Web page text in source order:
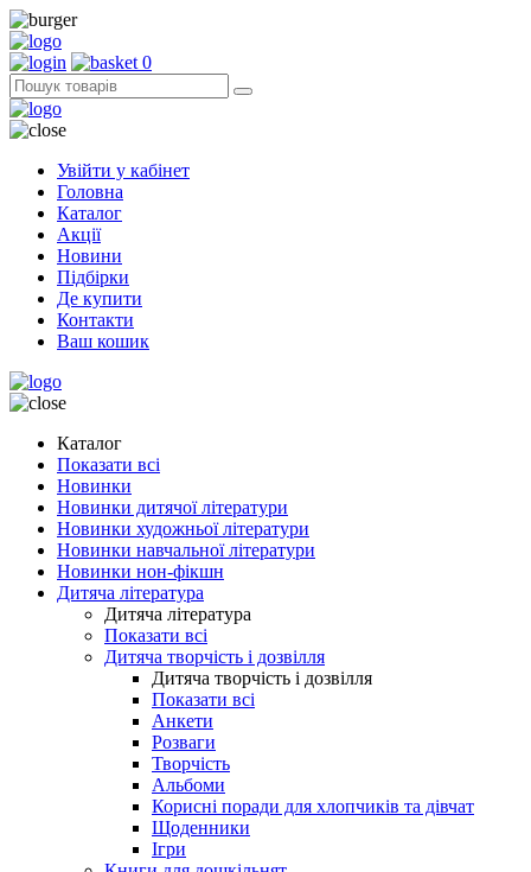
0
Увійти у кабінет
Головна
Каталог
Акції
Новини
Підбірки
Де купити
Контакти
Ваш кошик
Каталог
Показати всі
Новинки
Новинки дитячої літератури
Новинки художньої літератури
Новинки навчальної літератури
Новинки нон-фікшн
Дитяча література
Дитяча література
Показати всі
Дитяча творчість і дозвілля
Дитяча творчість і дозвілля
Показати всі
Анкети
Розваги
Творчість
Альбоми
Корисні поради для хлопчиків та дівчат
Щоденники
Ігри